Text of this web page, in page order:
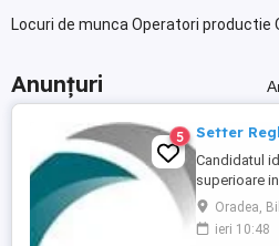
Locuri de munca Operatori productie
Anunțuri
5 Setter
Candidatul
superioare
Cunostinte
tehnologia
Cunostinte
Oradea,
ieri 10:48